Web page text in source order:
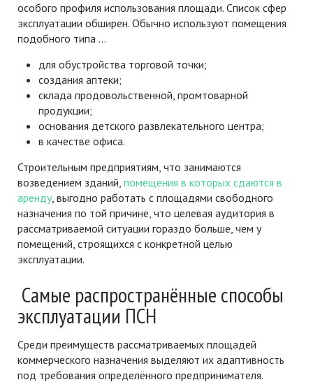
особого профиля использования площади. Список сфер
эксплуатации обширен. Обычно используют помещения
подобного типа …
для обустройства торговой точки;
создания аптеки;
склада продовольственной, промтоварной
продукции;
основания детского развлекательного центра;
в качестве офиса.
Строительным предприятиям, что занимаются
возведением зданий, помещения в которых сдаются в
аренду, выгодно работать с площадями свободного
назначения по той причине, что целевая аудитория в
рассматриваемой ситуации гораздо больше, чем у
помещений, строящихся с конкретной целью
эксплуатации.
Самые распространённые способы
эксплуатации ПСН
Среди преимуществ рассматриваемых площадей
коммерческого назначения выделяют их адаптивность
под требования определённого предпринимателя.